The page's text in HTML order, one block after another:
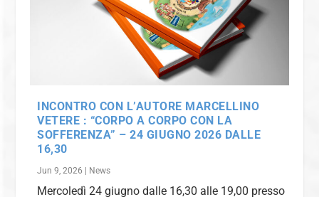
INCONTRO CON L’AUTORE MARCELLINO
VETERE : “CORPO A CORPO CON LA
SOFFERENZA” – 24 GIUGNO 2026 DALLE
16,30
Jun 9, 2026 | News
Mercoledì 24 giugno dalle 16,30 alle 19,00 presso